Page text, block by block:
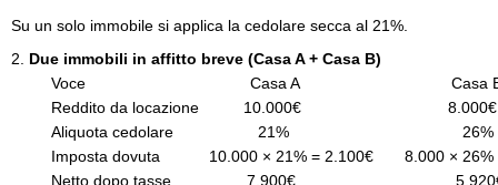
Su un solo immobile si applica la cedolare secca al 21%.
2.
Due immobili in affitto breve (Casa A + Casa B)
Voce Casa A Casa
Reddito da locazione 10.000€ 8.000€
Aliquota cedolare 21% 26%
Imposta dovuta 10.000 × 21% = 2.100€ 8.000 × 26%
Netto dopo tasse 7.900€